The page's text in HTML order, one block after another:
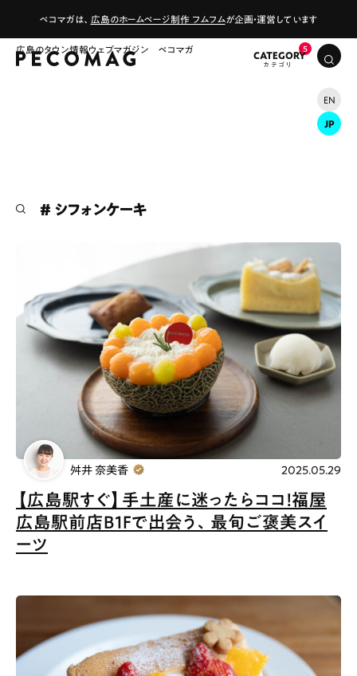
ペコマガは、 広島のホームページ制作 フムフムが企画・運営しています
広島のタウン情報ウェブマガジン ペコマガ
CATEGORY
EN
JP
# カフェ # ランチ # スイーツ
# ファミリーにおすすめ # 女子旅におすすめ
# テイクアウト # パン # コーヒー
# 宮島
Special Life
Gourmet
Outing
スポット情報
プライバシーポリシー インフォマティブデータポリシー
# シフォンケーキ
【広島駅すぐ】手土産に迷ったらココ！福屋
広島駅前店B1Fで出会う、最旬ご褒美スイ
ーツ
舛井 奈美香 2025.05.29